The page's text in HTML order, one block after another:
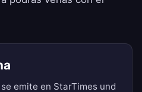
emite en StarTimes und